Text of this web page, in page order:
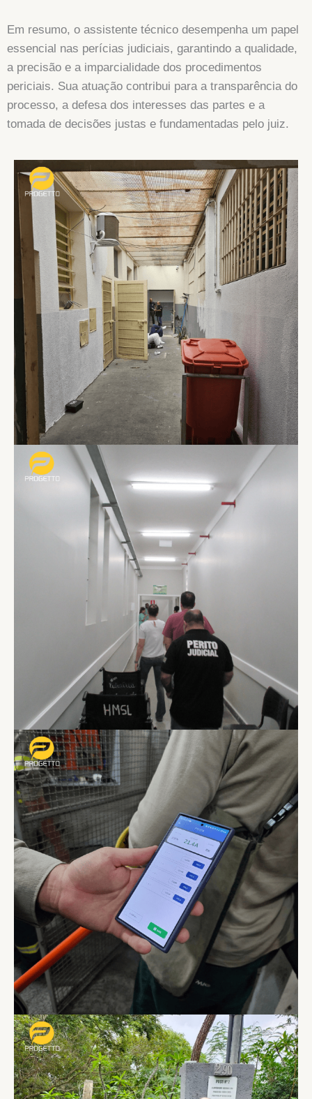
Em resumo, o assistente técnico desempenha um papel
essencial nas perícias judiciais, garantindo a qualidade,
a precisão e a imparcialidade dos procedimentos
periciais. Sua atuação contribui para a transparência do
processo, a defesa dos interesses das partes e a
tomada de decisões justas e fundamentadas pelo juiz.